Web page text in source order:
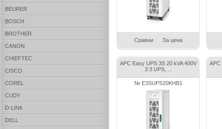
BEURER
BOSCH
BROTHER
CANON
CHIEFTEC
CISCO
COREL
CUDY
D-LINK
DELL
Сравни За цена
APC Easy UPS 3S 20 kVA 400V
3:3 UPS, ...
№ E3SUPS20KHB1
APC